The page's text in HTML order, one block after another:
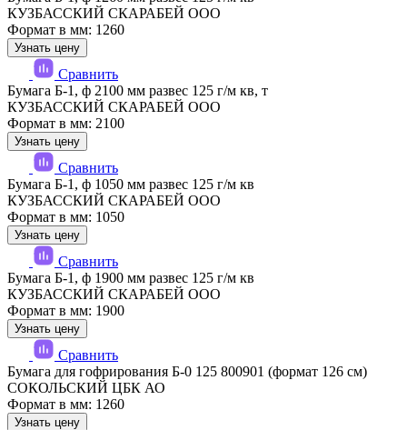
КУЗБАССКИЙ СКАРАБЕЙ ООО
Формат в мм: 1260
Узнать цену
Сравнить
Бумага Б-1, ф 2100 мм развес 125 г/м кв, т
КУЗБАССКИЙ СКАРАБЕЙ ООО
Формат в мм: 2100
Узнать цену
Сравнить
Бумага Б-1, ф 1050 мм развес 125 г/м кв
КУЗБАССКИЙ СКАРАБЕЙ ООО
Формат в мм: 1050
Узнать цену
Сравнить
Бумага Б-1, ф 1900 мм развес 125 г/м кв
КУЗБАССКИЙ СКАРАБЕЙ ООО
Формат в мм: 1900
Узнать цену
Сравнить
Бумага для гофрирования Б-0 125 800901 (формат 126 см)
СОКОЛЬСКИЙ ЦБК АО
Формат в мм: 1260
Узнать цену